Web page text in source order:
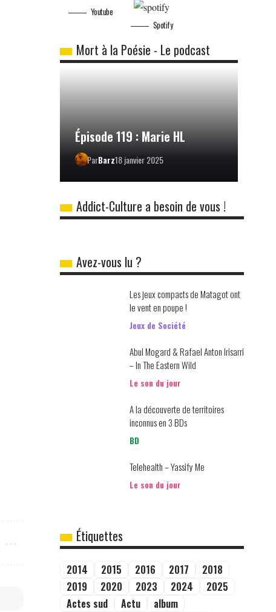
Youtube
Spotify
Mort à la Poésie - Le podcast
Épisode 119 : Marie HL
ParBarz18 janvier 2025
Addict-Culture a besoin de vous !
Avez-vous lu ?
Les jeux compacts de Matagot ont
le vent en poupe !
Jeux de Société
Abul Mogard & Rafael Anton Irisarri
– In The Eastern Wild
Le son du jour
A la découverte de territoires
inconnus en 3 BDs
BD
Telehealth – Yassify Me
Le son du jour
Étiquettes
2014 2015 2016 2017
2018
2019
2020 2023 2024
2025
Actes sud
Actu
album